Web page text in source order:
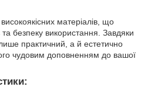
матеріалів, що
та безпеку використання. Завдяки
практичний, а й естетично
чудовим доповненням до вашої